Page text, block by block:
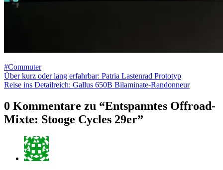
#Commuter
Beitragsnavigation
Über kurz oder lang erfahrbar: Patria Lastenrad Prototyp
Reise ins Detailreich: Gallus 650B Bilaminate-Randonneur
0 Kommentare zu “Entspanntes Offroad-
Mixte: Stooge Cycles 29er”